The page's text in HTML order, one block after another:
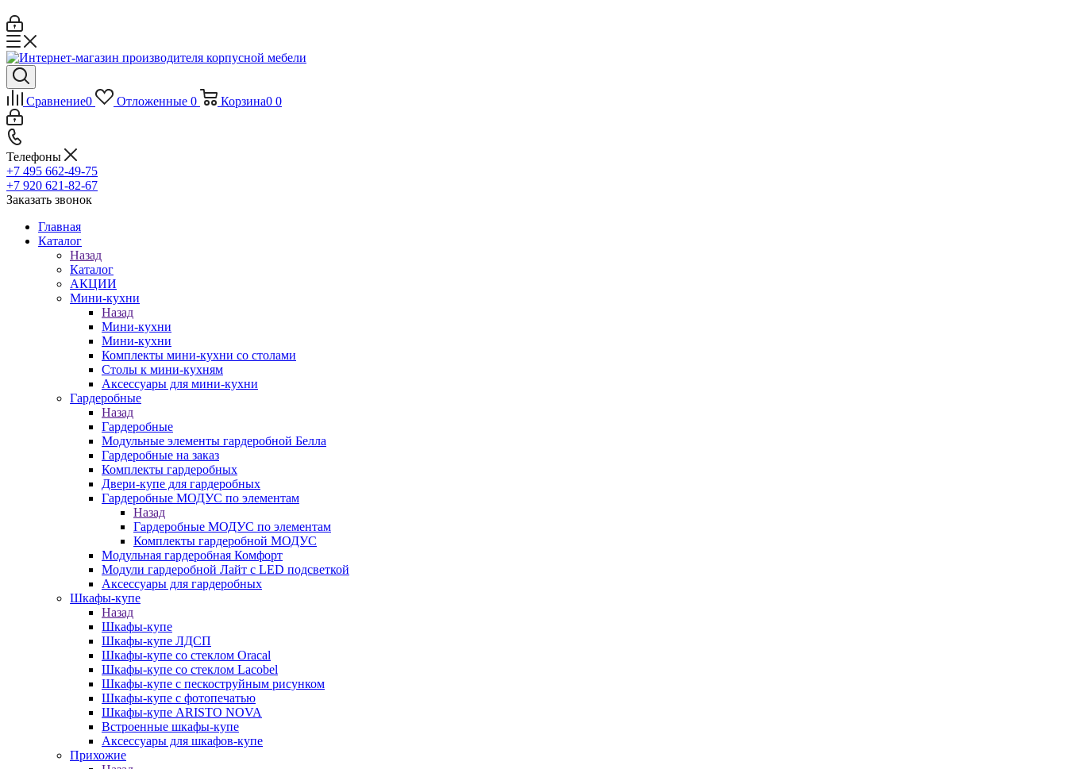
Сравнение0 Отложенные 0 Корзина0 0
Телефоны
+7 495 662-49-75
+7 920 621-82-67
Заказать звонок
Главная
Каталог
Назад
Каталог
АКЦИИ
Мини-кухни
Назад
Мини-кухни
Мини-кухни
Комплекты мини-кухни со столами
Столы к мини-кухням
Аксессуары для мини-кухни
Гардеробные
Назад
Гардеробные
Модульные элементы гардеробной Белла
Гардеробные на заказ
Комплекты гардеробных
Двери-купе для гардеробных
Гардеробные МОДУС по элементам
Назад
Гардеробные МОДУС по элементам
Комплекты гардеробной МОДУС
Модульная гардеробная Комфорт
Модули гардеробной Лайт с LED подсветкой
Аксессуары для гардеробных
Шкафы-купе
Назад
Шкафы-купе
Шкафы-купе ЛДСП
Шкафы-купе со стеклом Oracal
Шкафы-купе со стеклом Lacobel
Шкафы-купе с пескоструйным рисунком
Шкафы-купе с фотопечатью
Шкафы-купе ARISTO NOVA
Встроенные шкафы-купе
Аксессуары для шкафов-купе
Прихожие